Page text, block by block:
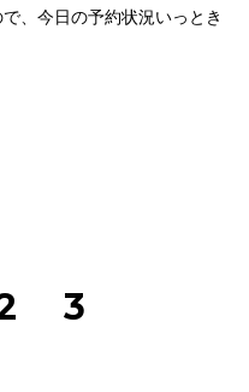
、今日の予約状況いっとき
3